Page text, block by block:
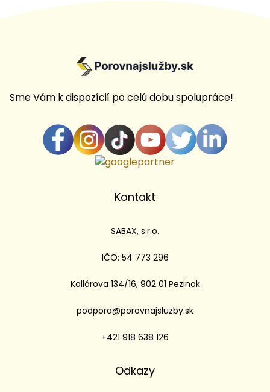
Sme Vám k dispozícií po celú dobu spolupráce!
Kontakt
SABAX, s.r.o.
IČO: 54 773 296
Kollárova 134/16, 902 01 Pezinok
podpora@porovnajsluzby.sk
+421 918 638 126
Odkazy